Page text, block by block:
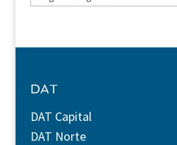
DAT
DAT Capital
DAT Norte